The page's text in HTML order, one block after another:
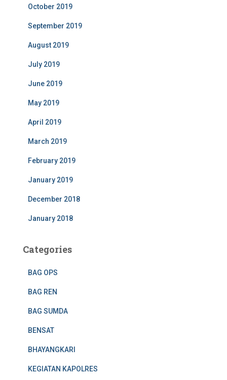
October 2019
September 2019
August 2019
July 2019
June 2019
May 2019
April 2019
March 2019
February 2019
January 2019
December 2018
January 2018
Categories
BAG OPS
BAG REN
BAG SUMDA
BENSAT
BHAYANGKARI
KEGIATAN KAPOLRES